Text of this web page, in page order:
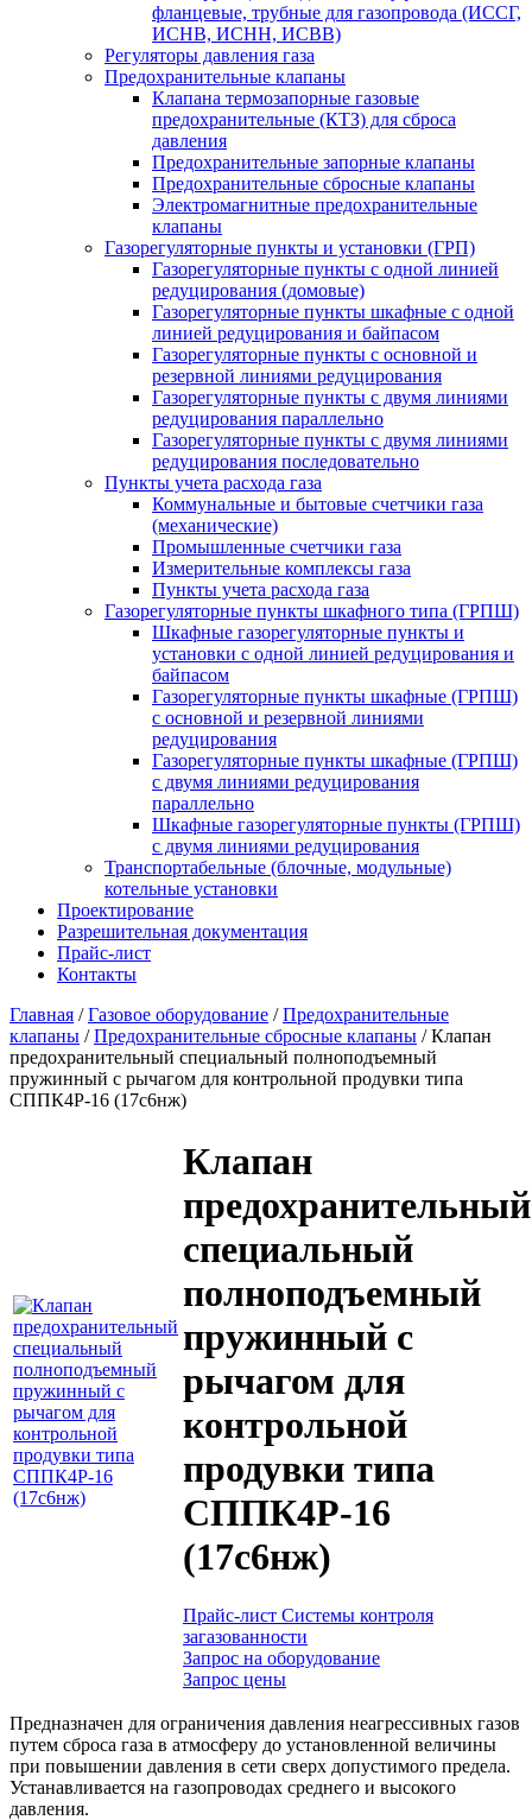
фланцевые, трубные для газопровода (ИССГ,
ИСНВ, ИСНН, ИСВВ)
Регуляторы давления газа
Предохранительные клапаны
Клапана термозапорные газовые
предохранительные (КТЗ) для сброса
давления
Предохранительные запорные клапаны
Предохранительные сбросные клапаны
Электромагнитные предохранительные
клапаны
Газорегуляторные пункты и установки (ГРП)
Газорегуляторные пункты с одной линией
редуцирования (домовые)
Газорегуляторные пункты шкафные с одной
линией редуцирования и байпасом
Газорегуляторные пункты с основной и
резервной линиями редуцирования
Газорегуляторные пункты с двумя линиями
редуцирования параллельно
Газорегуляторные пункты с двумя линиями
редуцирования последовательно
Пункты учета расхода газа
Коммунальные и бытовые счетчики газа
(механические)
Промышленные счетчики газа
Измерительные комплексы газа
Пункты учета расхода газа
Газорегуляторные пункты шкафного типа (ГРПШ)
Шкафные газорегуляторные пункты и
установки c одной линией редуцирования и
байпасом
Газорегуляторные пункты шкафные (ГРПШ)
с основной и резервной линиями
редуцирования
Газорегуляторные пункты шкафные (ГРПШ)
с двумя линиями редуцирования
параллельно
Шкафные газорегуляторные пункты (ГРПШ)
c двумя линиями редуцирования
Транспортабельные (блочные, модульные)
котельные установки
Проектирование
Разрешительная документация
Прайс-лист
Контакты
Главная / Газовое оборудование / Предохранительные
клапаны / Предохранительные сбросные клапаны / Клапан
предохранительный специальный полноподъемный
пружинный с рычагом для контрольной продувки типа
СППК4Р-16 (17с6нж)
Клапан
предохранительный
специальный
полноподъемный
пружинный с
рычагом для
контрольной
продувки типа
СППК4Р-16
(17с6нж)
Прайс-лист Системы контроля
загазованности
Запрос на оборудование
Запрос цены
Предназначен для ограничения давления неагрессивных газов
путем сброса газа в атмосферу до установленной величины
при повышении давления в сети сверх допустимого предела.
Устанавливается на газопроводах среднего и высокого
давления.